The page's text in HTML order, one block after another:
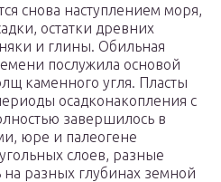
снова наступлением моря,
остатки древних
и глины. Обильная
послужила основой
каменного угля. Пласты
осадконакопления с
завершилось в
юре и палеогене
слоев, разные
на разных глубинах земной